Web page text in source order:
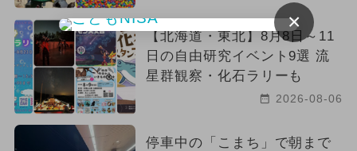
【北海道・東北】8月8日～11
日の自由研究イベント9選 流
星群観察・化石ラリーも
2026-08-06
停車中の「こまち」で朝まで
×